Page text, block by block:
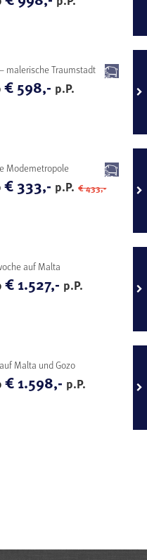
malerische Traumstadt
€ 598,- p.P.
Modemetropole
€ 333,- p.P. € 433,-
auf Malta
€ 1.527,- p.P.
Malta und Gozo
€ 1.598,- p.P.